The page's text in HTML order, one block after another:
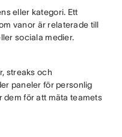
eller kategori. Ett
vanor är relaterade till
sociala medier.
streaks och
paneler för personlig
dem för att mäta teamets